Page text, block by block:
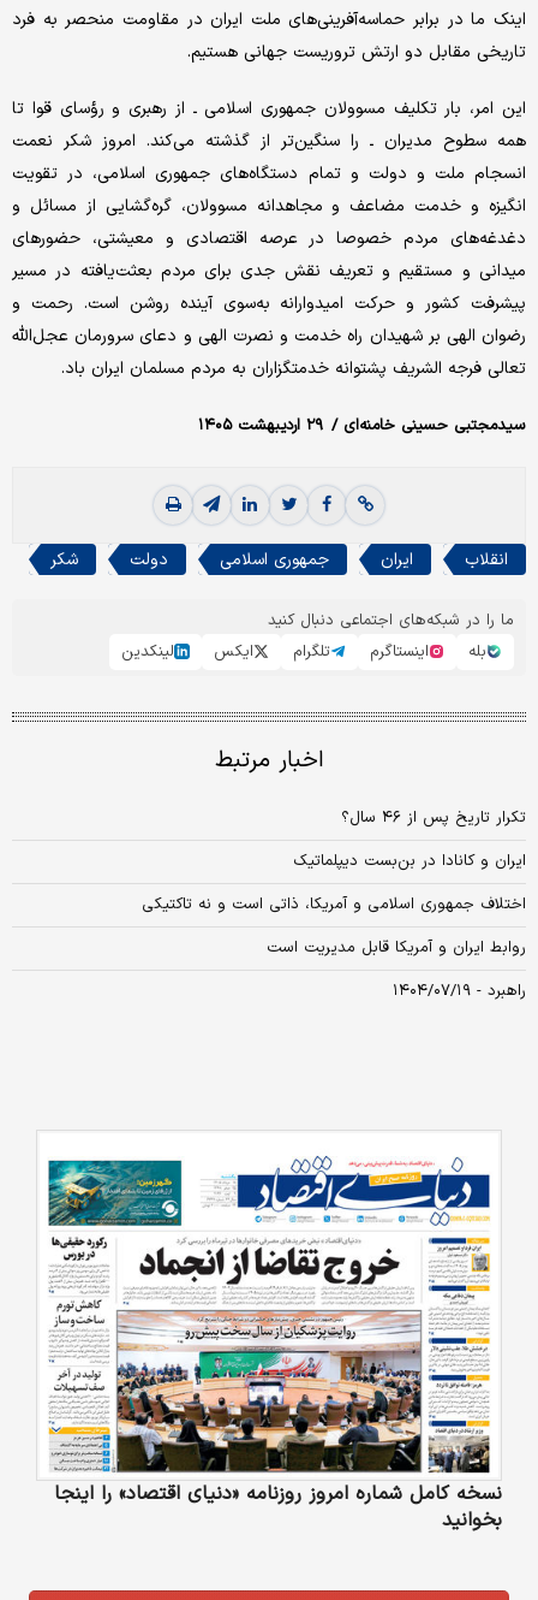
اینک ما در برابر حماسه‌آفرینی‌های ملت ایران در مقاومت منحصر به فرد
تاریخی مقابل دو ارتش تروریست جهانی هستیم.
این امر، بار تکلیف مسوولان جمهوری اسلامی ـ از رهبری و رؤسای قوا تا
همه‌ سطوح مدیران ـ را سنگین‌تر از گذشته می‌کند. امروز شکر نعمت
انسجام ملت و دولت و تمام دستگاه‌های جمهوری اسلامی، در تقویت
انگیزه و خدمت مضاعف و مجاهدانه‌ مسوولان، گره‌گشایی از مسائل و
دغدغه‌های مردم خصوصا در عرصه اقتصادی و معیشتی، حضورهای
میدانی و مستقیم و تعریف نقش جدی برای مردم بعثت‌یافته در مسیر
پیشرفت کشور و حرکت امیدوارانه به‌سوی آینده‌ روشن است. رحمت و
رضوان الهی بر شهیدان راه خدمت و نصرت الهی و دعای سرورمان عجل‌الله
تعالی فرجه‌ الشریف پشتوانه‌ خدمتگزاران به مردم مسلمان ایران باد.
سیدمجتبی حسینی خامنه‌ای / ۲۹ اردیبهشت ۱۴۰۵
انقلاب ایران جمهوری اسلامی دولت شکر
ما را در شبکه‌های اجتماعی دنبال کنید
بله
اینستاگرم تلگرام ایکس لینکدین
اخبار مرتبط
تکرار تاریخ پس از ۴۶ سال؟
ایران و کانادا در بن‌بست دیپلماتیک
اختلاف جمهوری اسلامی و آمریکا، ذاتی است و نه تاکتیکی
روابط ایران و آمریکا قابل مدیریت است
راهبرد - ۱۴۰۴/۰۷/۱۹
نسخه کامل شماره امروز روزنامه «دنیای‌ اقتصاد» را اینجا
بخوانید